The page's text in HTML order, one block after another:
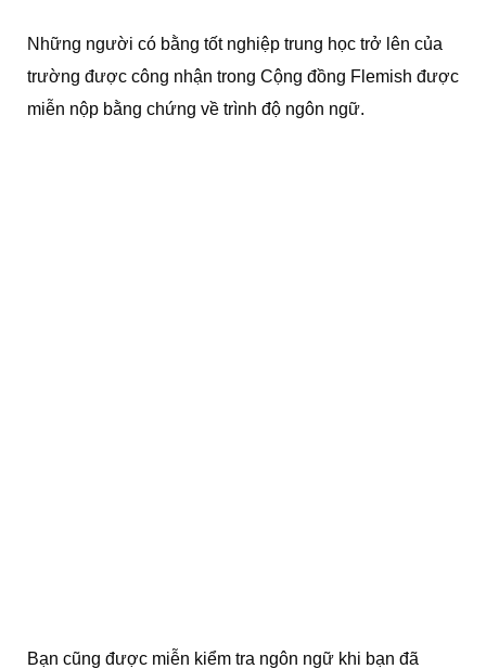
Những người có bằng tốt nghiệp trung học trở lên của
trường được công nhận trong Cộng đồng Flemish được
miễn nộp bằng chứng về trình độ ngôn ngữ.
Bạn cũng được miễn kiểm tra ngôn ngữ khi bạn đã